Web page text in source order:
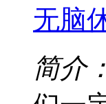
无脑
简介：